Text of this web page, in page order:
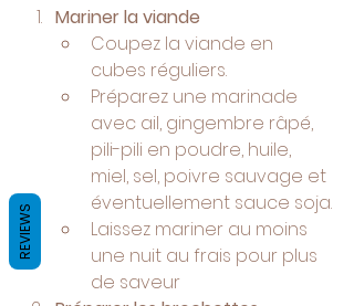
Mariner la viande
Coupez la viande en
cubes réguliers.
Préparez une marinade
avec ail, gingembre râpé,
pili-pili en poudre, huile,
miel, sel, poivre sauvage et
éventuellement sauce soja.
Laissez mariner au moins
une nuit au frais pour plus
de saveur
REVIEWS